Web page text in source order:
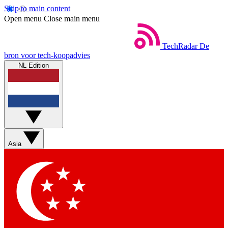
Skip to main content
Open menu Close main menu
TechRadar De
bron voor tech-koopadvies
NL Edition
Asia